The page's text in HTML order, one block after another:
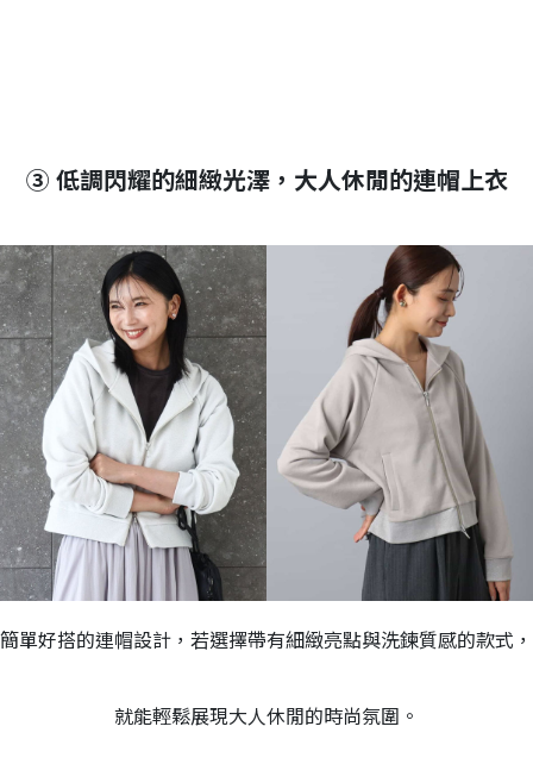
③ 低調閃耀的細緻光澤，大人休閒的連帽上衣
簡單好搭的連帽設計，若選擇帶有細緻亮點與洗鍊質感的款式，
就能輕鬆展現大人休閒的時尚氛圍。